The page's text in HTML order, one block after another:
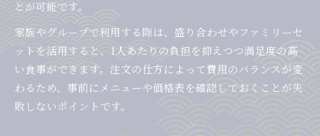
とが可能です。
家族やグループで利用する際は、盛り合わせやファミリーセ
ットを活用すると、1人あたりの負担を抑えつつ満足度の高
い食事ができます。注文の仕方によって費用のバランスが変
わるため、事前にメニューや価格表を確認しておくことが失
敗しないポイントです。